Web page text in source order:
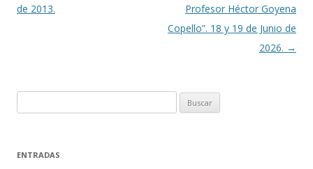
de 2013.
Profesor Héctor Goyena
Copello”. 18 y 19 de Junio de
2026. →
u
c
ENTRADAS